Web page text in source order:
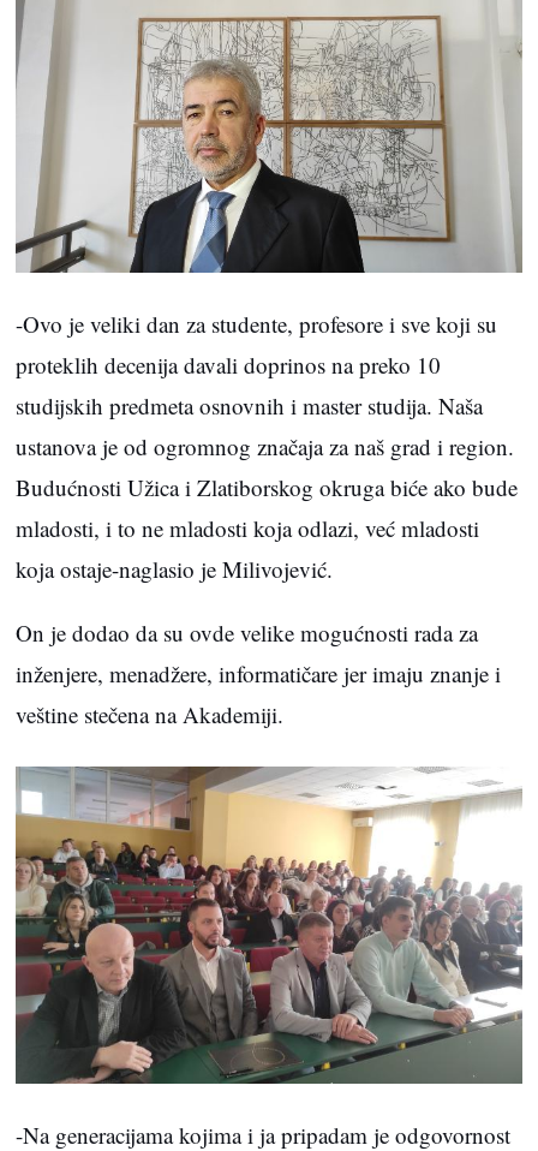
-Ovo je veliki dan za studente, profesore i sve koji su
proteklih decenija davali doprinos na preko 10
studijskih predmeta osnovnih i master studija. Naša
ustanova je od ogromnog značaja za naš grad i region.
Budućnosti Užica i Zlatiborskog okruga biće ako bude
mladosti, i to ne mladosti koja odlazi, već mladosti
koja ostaje-naglasio je Milivojević.
On je dodao da su ovde velike mogućnosti rada za
inženjere, menadžere, informatičare jer imaju znanje i
veštine stečena na Akademiji.
-Na generacijama kojima i ja pripadam je odgovornost